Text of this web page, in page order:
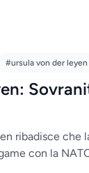
#ursula von der leyen
ribadisce che
con la